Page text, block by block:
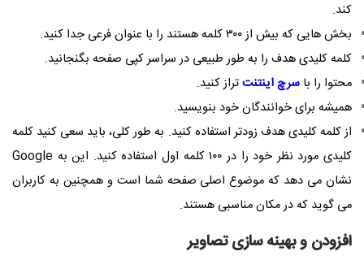
کند.
بخش هایی که بیش از ۳۰۰ کلمه هستند را با عنوان فرعی جدا کنید.
کلمه کلیدی هدف را به طور طبیعی در سراسر کپی صفحه بگنجانید.
محتوا را با سرچ اینتنتتراز کنید.
همیشه برای خوانندگان خود بنویسید.
از کلمه کلیدی هدف زودتر استفاده کنید. به طور کلی، باید سعی کنید کلمه
کلیدی مورد نظر خود را در ۱۰۰ کلمه اول استفاده کنید. این به Google
نشان می دهد که موضوع اصلی صفحه شما است و همچنین به کاربران
می گوید که در مکان مناسبی هستند.
افزودن و بهینه سازی تصاویر